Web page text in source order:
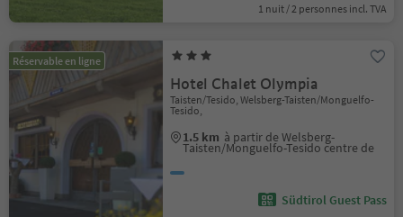
1 nuit / 2 personnes incl. TVA
Réservable en ligne
Hotel Chalet Olympia
Taisten/Tesido, Welsberg-Taisten/Monguelfo-
Tesido,
1.5 km à partir de Welsberg-
Taisten/Monguelfo-Tesido centre de
Südtirol Guest Pass